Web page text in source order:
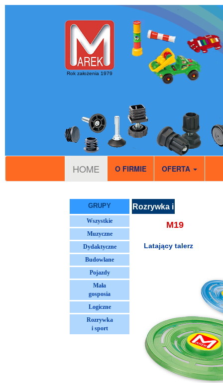
Rok założenia 1979
HOME O FIRMIE OFERTA
GRUPY
Wszystkie
Muzyczne
Dydaktyczne
Budowlane
Pojazdy
Mała
gosposia
Logiczne
Rozrywka
i sport
Rozrywka i
M19
Latający talerz